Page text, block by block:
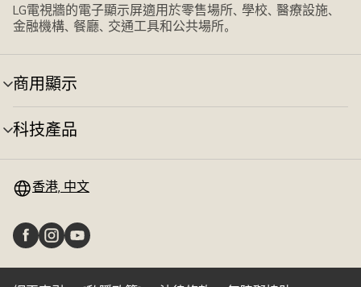
LG電視牆的電子顯示屏適用於零售場所、學校、醫療設施、
金融機構、餐廳、交通工具和公共場所。
商用顯示
選
單
切
換
科技產品
選
換 香港, 中文